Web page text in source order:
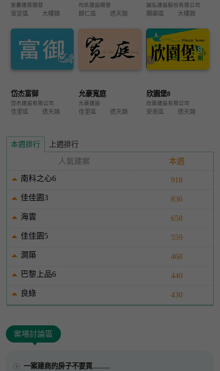
安慶建築開發
安定區 大樓類
均玖建設開發
歸仁區 透天類
誠弘建設股份有限公司
關廟區 大樓類
岱杰富御
岱杰建設有限公司
佳里區 透天類
允豪寬庭
允豪建設
佳里區 透天類
欣園堡8
欣築建設有限公司
安南區 透天類
本週排行 上週排行
人氣建案 本週
南科之心6 918
佳佳園3 836
海雲 658
佳佳園5 559
澗築 468
巴黎上品6 440
良綠 430
案場討論區
一案建商的房子不要買.........